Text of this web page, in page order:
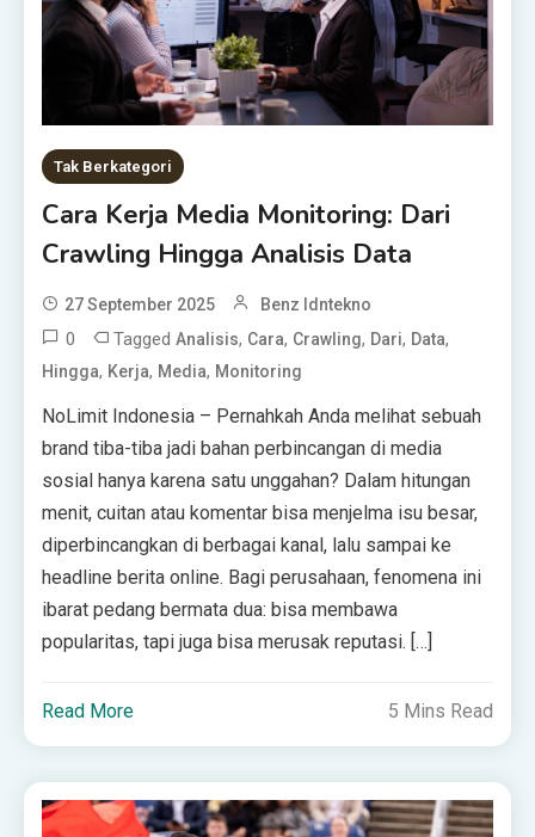
Tak Berkategori
Cara Kerja Media Monitoring: Dari
Crawling Hingga Analisis Data
27 September 2025 Benz Idntekno
0 TaggedAnalisis, Cara, Crawling, Dari, Data,
Hingga, Kerja, Media, Monitoring
NoLimit Indonesia – Pernahkah Anda melihat sebuah
brand tiba-tiba jadi bahan perbincangan di media
sosial hanya karena satu unggahan? Dalam hitungan
menit, cuitan atau komentar bisa menjelma isu besar,
diperbincangkan di berbagai kanal, lalu sampai ke
headline berita online. Bagi perusahaan, fenomena ini
ibarat pedang bermata dua: bisa membawa
popularitas, tapi juga bisa merusak reputasi. […]
Read More 5 Mins Read